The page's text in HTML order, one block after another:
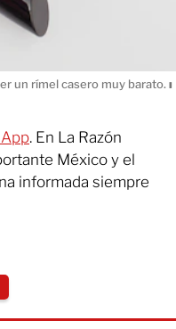
un rímel casero muy barato. ı
. En La Razón
México y el
informada siempre